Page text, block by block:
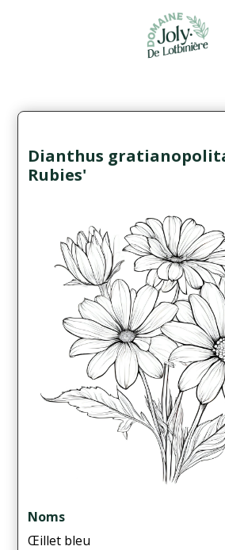
Dianthus
Rubies'
Noms
Œillet bleu